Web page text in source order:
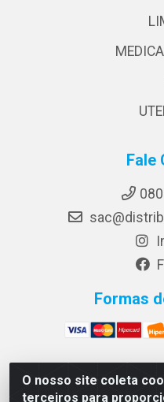
O nosso site coleta
terceiros para
Fale
Formas
Focus Distribuidora